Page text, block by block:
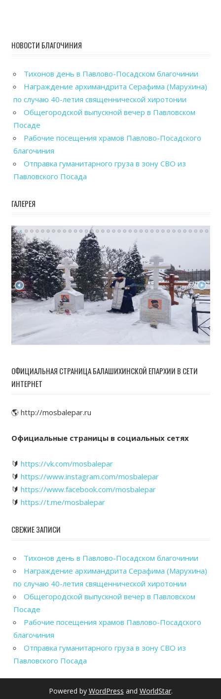
НОВОСТИ БЛАГОЧИНИЯ
Тихонов день в Павлово-Посадском благочинии
Награждение архимандрита Серафима (Марухина)
по случаю 40-летия священнической хиротонии
Общегородской выпускной вечер в Павловском
Посаде
Рабочие посещения храмов Павлово-Посадского
благочиния
Отправка гуманитарного груза в зону СВО из
Павловского Посада
ГАЛЕРЕЯ
ОФИЦИАЛЬНАЯ СТРАНИЦА БАЛАШИХИНСКОЙ ЕПАРХИИ В СЕТИ
ИНТЕРНЕТ
🌎 http://mosbalepar.ru
Официальные страницы в социальных сетях
🔰 https://vk.com/mosbalepar
🔰 https://www.instagram.com/mosbalepar
🔰 https://www.facebook.com/mosbalepar
🔰 https://t.me/mosbalepar
СВЕЖИЕ ЗАПИСИ
Тихонов день в Павлово-Посадском благочинии
Награждение архимандрита Серафима (Марухина)
по случаю 40-летия священнической хиротонии
Общегородской выпускной вечер в Павловском
Посаде
Рабочие посещения храмов Павлово-Посадского
благочиния
Отправка гуманитарного груза в зону СВО из
Павловского Посада
Powered by WordPress and WorldStar.